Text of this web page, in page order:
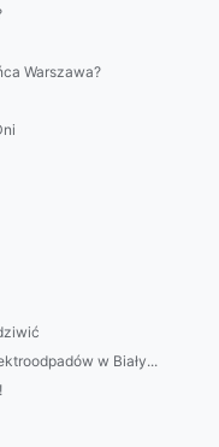
Warszawa?
w Biały...